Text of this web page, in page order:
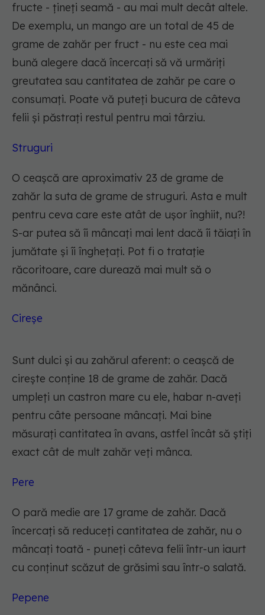
fructe - țineți seamă - au mai mult decât altele.
De exemplu, un mango are un total de 45 de
grame de zahăr per fruct - nu este cea mai
bună alegere dacă încercați să vă urmăriți
greutatea sau cantitatea de zahăr pe care o
consumați. Poate vă puteți bucura de câteva
felii și păstrați restul pentru mai târziu.
Struguri
O ceașcă are aproximativ 23 de grame de
zahăr la suta de grame de struguri. Asta e mult
pentru ceva care este atât de ușor înghiit, nu?!
S-ar putea să îi mâncați mai lent dacă îi tăiați în
jumătate și îi înghețați. Pot fi o tratație
răcoritoare, care durează mai mult să o
mănânci.
Cireșe
Sunt dulci și au zahărul aferent: o ceașcă de
cirește conține 18 de grame de zahăr. Dacă
umpleți un castron mare cu ele, habar n-aveți
pentru câte persoane mâncați. Mai bine
măsurați cantitatea în avans, astfel încât să știți
exact cât de mult zahăr veți mânca.
Pere
O pară medie are 17 grame de zahăr. Dacă
încercați să reduceți cantitatea de zahăr, nu o
mâncați toată - puneți câteva felii într-un iaurt
cu conținut scăzut de grăsimi sau într-o salată.
Pepene